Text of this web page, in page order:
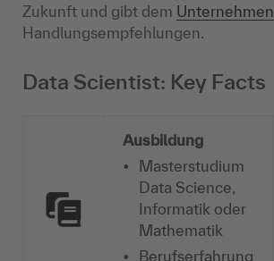
Zukunft und gibt dem Unternehmen
Handlungsempfehlungen.
Data Scientist: Key Facts
Ausbildung
Masterstudium
Data Science,
Informatik oder
Mathematik
Berufserfahrung